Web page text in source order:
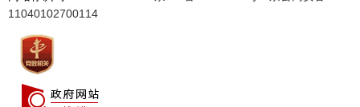
11040102700114